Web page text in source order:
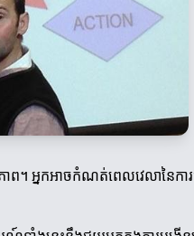
អ្នកអាចកំណត់ពេលវេលានៃការ